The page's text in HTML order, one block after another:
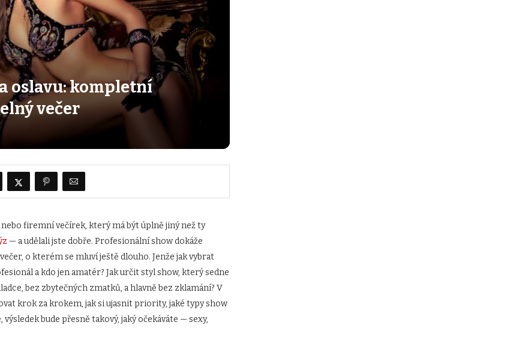
oslavu: kompletní
večer
firemní večírek, který má být úplně jiný než ty
— a udělali jste dobře. Profesionální show dokáže
o kterém se mluví ještě dlouho. Jenže jak vybrat
a kdo jen amatér? Jak určit styl show, který sedne
bez zbytečných zmatků, a hlavně bez zklamání? V
krok za krokem, jak si ujasnit priority, jaké typy show
bude přesně takový, jaký očekáváte — sexy,